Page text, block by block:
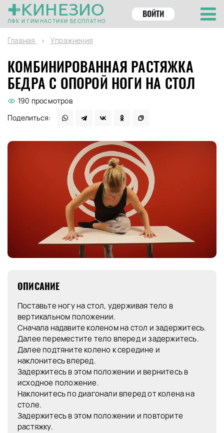
КИНЕЗИО
ЛФК И ГИМНАСТИКИ БЕСПЛАТНО
ВОЙТИ
Главная Упражнения
КОМБИНИРОВАННАЯ РАСТЯЖКА
БЕДРА С ОПОРОЙ НОГИ НА СТОЛ
190 просмотров
Поделиться:
ОПИСАНИЕ
Поставьте ногу на стол, удерживая тело в
вертикальном положении.
Сначала надавите коленом на стол и задержитесь.
Далее переместите тело вперед и задержитесь.
Далее подтяните колено к середине и
наклонитесь вперед.
Задержитесь в этом положении и вернитесь в
исходное положение.
Наклонитесь по диагонали вперед от колена на
столе.
Задержитесь в этом положении и повторите
растяжку.